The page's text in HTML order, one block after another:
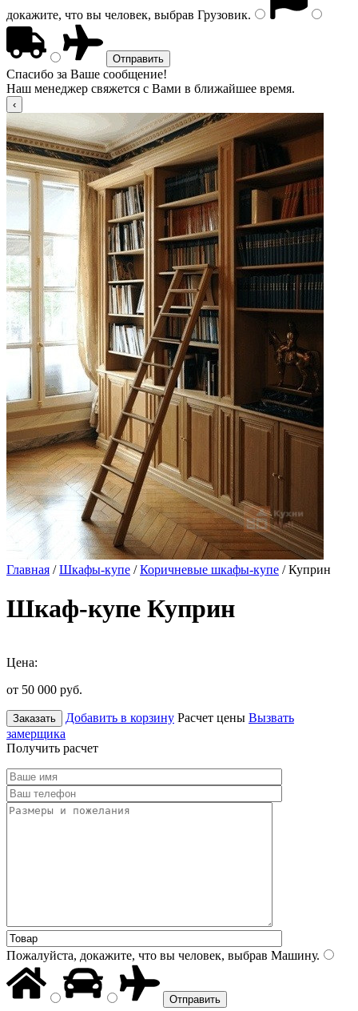
докажите, что вы человек, выбрав Грузовик.
Спасибо за Ваше сообщение!
Наш менеджер свяжется с Вами в ближайшее время.
Главная /Шкафы-купе /Коричневые шкафы-купе / Куприн
Шкаф-купе Куприн
Цена:
от 50 000 руб.
Заказать Добавить в корзину Расчет цены Вызвать
замерщика
Получить расчет
Пожалуйста, докажите, что вы человек, выбрав Машину.